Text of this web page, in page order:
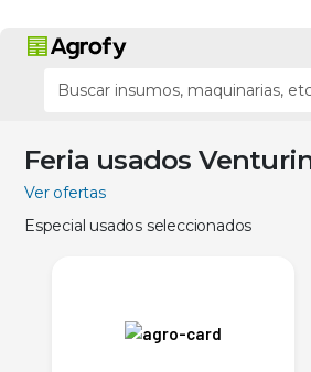
Feria usados
Ver ofertas
Especial usados seleccionados